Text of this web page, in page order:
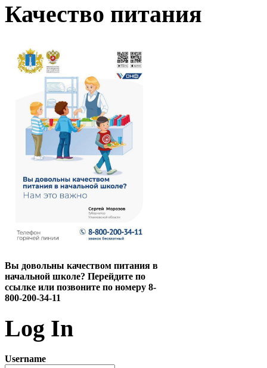
Качество питания
Вы довольны качеством питания в
начальной школе? Перейдите по
ссылке или позвоните по номеру 8-
800-200-34-11
Log In
Username